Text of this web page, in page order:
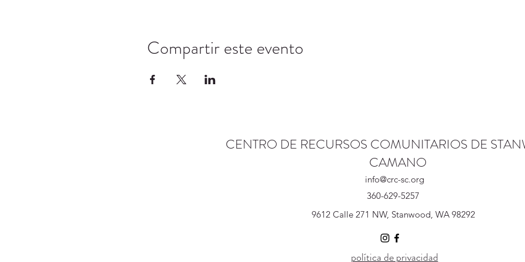
Compartir este evento
CENTRO DE RECURSOS COMUNITARIOS DE
CAMANO
info@crc-sc.org
360-629-5257
9612 Calle 271 NW, Stanwood, WA 98292
política de privacidad